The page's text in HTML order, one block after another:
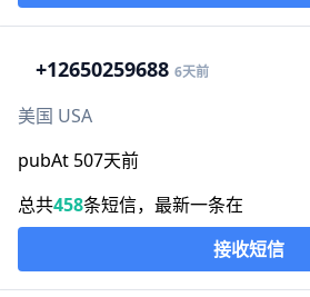
+12650259688 6天前
美国 USA
pubAt 507天前
总共458条短信，最新一条在
接收短信